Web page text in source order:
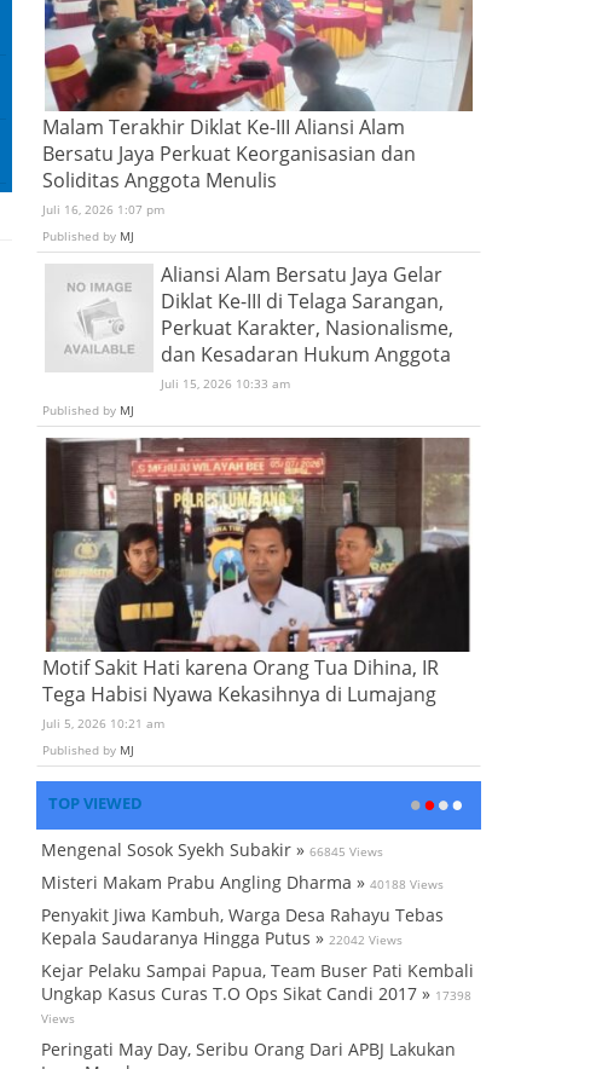
Malam Terakhir Diklat Ke-III Aliansi Alam
Bersatu Jaya Perkuat Keorganisasian dan
Soliditas Anggota Menulis
Juli 16, 2026 1:07 pm
Published by MJ
Aliansi Alam Bersatu Jaya Gelar
Diklat Ke-III di Telaga Sarangan,
Perkuat Karakter, Nasionalisme,
dan Kesadaran Hukum Anggota
Juli 15, 2026 10:33 am
Published by MJ
Motif Sakit Hati karena Orang Tua Dihina, IR
Tega Habisi Nyawa Kekasihnya di Lumajang
Juli 5, 2026 10:21 am
Published by MJ
TOP VIEWED
Mengenal Sosok Syekh Subakir » 66845 Views
Misteri Makam Prabu Angling Dharma » 40188 Views
Penyakit Jiwa Kambuh, Warga Desa Rahayu Tebas
Kepala Saudaranya Hingga Putus » 22042 Views
Kejar Pelaku Sampai Papua, Team Buser Pati Kembali
Ungkap Kasus Curas T.O Ops Sikat Candi 2017 » 17398
Views
Peringati May Day, Seribu Orang Dari APBJ Lakukan